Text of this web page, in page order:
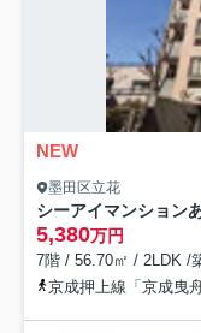
NEW
墨田区立花
シーアイマンション
5,380万円
7階 / 56.70㎡ / 2LDK /
京成押上線「京成曳